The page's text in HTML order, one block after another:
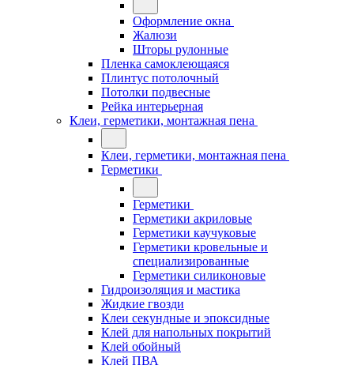
Оформление окна
Жалюзи
Шторы рулонные
Пленка самоклеющаяся
Плинтус потолочный
Потолки подвесные
Рейка интерьерная
Клеи, герметики, монтажная пена
Клеи, герметики, монтажная пена
Герметики
Герметики
Герметики акриловые
Герметики каучуковые
Герметики кровельные и
специализированные
Герметики силиконовые
Гидроизоляция и мастика
Жидкие гвозди
Клеи секундные и эпоксидные
Клей для напольных покрытий
Клей обойный
Клей ПВА